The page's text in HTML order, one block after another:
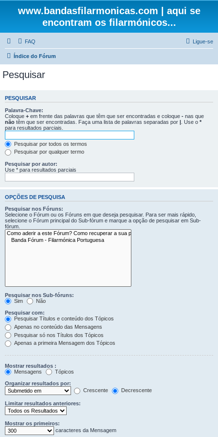
www.bandasfilarmonicas.com | aqui se
encontram os filarmónicos...
FAQ Ligue-se
Índice do Fórum
Pesquisar
PESQUISAR
Palavra-Chave:
Coloque + em frente das palavras que têm que ser encontradas e coloque - nas que
não têm que ser encontradas. Faça uma lista de palavras separadas por | . Use o *
para resultados parciais.
Pesquisar por todos os termos
Pesquisar por qualquer termo
Pesquisar por autor:
Use * para resultados parciais
OPÇÕES DE PESQUISA
Pesquisar nos Fóruns:
Selecione o Fórum ou os Fóruns em que deseja pesquisar. Para ser mais rápido,
selecione o Fórum principal do Sub-fórum e marque a opção de pesquisar em Sub-
fórum.
Pesquisar nos Sub-fóruns:
Sim
Não
Pesquisar com:
Pesquisar Títulos e conteúdo dos Tópicos
Apenas no conteúdo das Mensagens
Pesquisar só nos Títulos dos Tópicos
Apenas a primeira Mensagem dos Tópicos
Mostrar resultados :
Mensagens
Tópicos
Organizar resultados por:
Crescente
Decrescente
Limitar resultados anteriores:
Mostrar os primeiros:
caracteres da Mensagem